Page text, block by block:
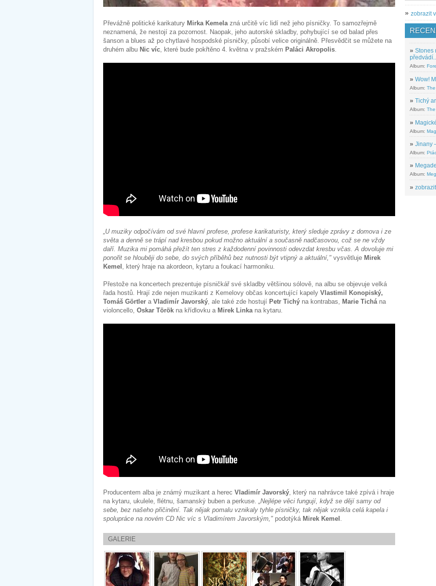
Převážně politické karikatury Mirka Kemelazná určitě víc lidí než jeho písničky. To samozřejmě
neznamená, že nestojí za pozornost. Naopak, jeho autorské skladby, pohybující se od balad přes
šanson a blues až po chytlavé hospodské písničky, působí velice originálně. Přesvědčit se můžete na
druhém albu Nic víc, které bude pokřtěno 4. května v pražském Paláci Akropolis.
„U muziky odpočívám od své hlavní profese, profese karikaturisty, který sleduje zprávy z domova i ze
světa a denně se trápí nad kresbou pokud možno aktuální a současně nadčasovou, což se ne vždy
daří. Muzika mi pomáhá přežít ten stres z každodenní povinnosti odevzdat kresbu včas. A dovoluje mi
ponořit se hlouběji do sebe, do svých příběhů bez nutnosti být vtipný a aktuální," vysvětluje Mirek
Kemel , který hraje na akordeon, kytaru a foukací harmoniku.
Přestože na koncertech prezentuje písničkář své skladby většinou sólově, na albu se objevuje velká
řada hostů. Hrají zde nejen muzikanti z Kemelovy občas koncertující kapely Vlastimil Konopiský,
Tomáš Görtler a Vladimír Javorský, ale také zde hostují Petr Tichý na kontrabas, Marie Tichána
violoncello, Oskar Török na křídlovku a Mirek Linkana kytaru.
Producentem alba je známý muzikant a herec Vladimír Javorský, který na nahrávce také zpívá i hraje
na kytaru, ukulele, flétnu, šamanský buben a perkuse. „Nejlépe věci fungují, když se dějí samy od
sebe, bez našeho přičinění. Tak nějak pomalu vznikaly tyhle písničky, tak nějak vznikla celá kapela i
spolupráce na novém CD Nic víc s Vladimírem Javorským," podotýká Mirek Kemel .
GALERIE
» zobrazit
» Stones
Album:
» Wow!
Album:
» Tichý
Album:
»
Album:
» Jinany
Album:
»
Album:
»